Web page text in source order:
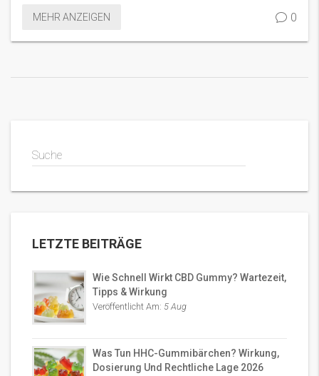
MEHR ANZEIGEN 0
Suche
LETZTE BEITRÄGE
Wie Schnell Wirkt CBD Gummy? Wartezeit,
Tipps & Wirkung
Veröffentlicht Am: 5 Aug
Was Tun HHC-Gummibärchen? Wirkung,
Dosierung Und Rechtliche Lage 2026